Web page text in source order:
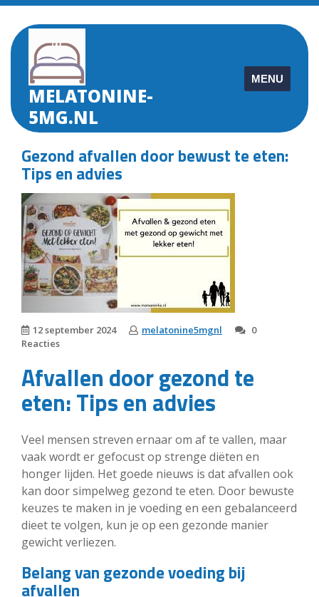
Skip
content
MELATONINE-
5MG.NL
MENU
Gezond afvallen door bewust te eten:
Tips en advies
12 september 2024 melatonine5mgnl
0
Reacties
Afvallen door gezond te
eten: Tips en advies
Veel mensen streven ernaar om af te vallen, maar
vaak wordt er gefocust op strenge diëten en
honger lijden. Het goede nieuws is dat afvallen ook
kan door simpelweg gezond te eten. Door bewuste
keuzes te maken in je voeding en een gebalanceerd
dieet te volgen, kun je op een gezonde manier
gewicht verliezen.
Belang van gezonde voeding bij
afvallen